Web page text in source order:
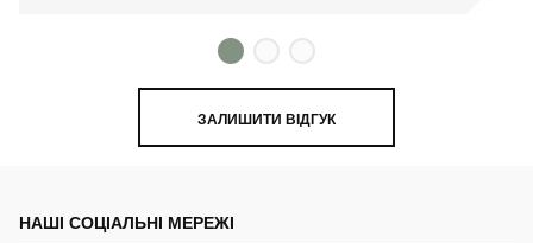
ЗАЛИШИТИ ВІДГУК
НАШІ СОЦІАЛЬНІ МЕРЕЖІ